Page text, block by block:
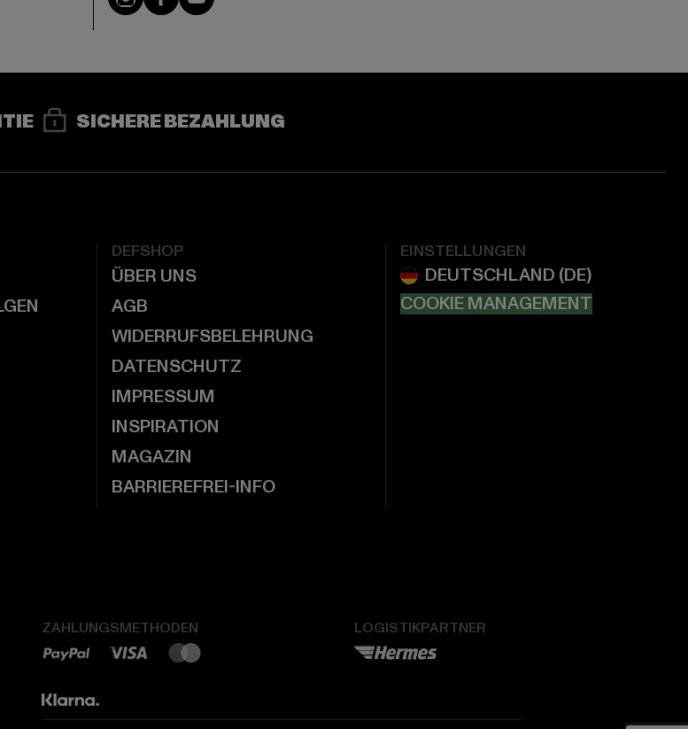
SICHERE BEZAHLUNG
DEFSHOP
ÜBER UNS
AGB
WIDERRUFSBELEHRUNG
DATENSCHUTZ
IMPRESSUM
INSPIRATION
MAGAZIN
BARRIEREFREI-INFO
EINSTELLUNGEN
COOKIE MANAGEMENT
ZAHLUNGSMETHODEN LOGISTIKPARTNER